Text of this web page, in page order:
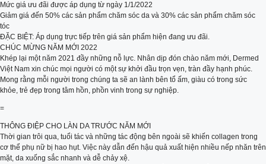
Mức giá ưu đãi được áp dụng từ ngày 1/1/2022
Giảm giá đến 50% các sản phẩm chăm sóc da và 30% các sản phẩm chăm sóc
tóc
ĐẶC BIỆT: Áp dụng trực tiếp trên giá sản phẩm hiện đang ưu đãi.
CHÚC MỪNG NĂM MỚI 2022
Khép lại một năm 2021 đầy những nỗ lực. Nhân dịp đón chào năm mới, Dermed
Việt Nam xin chúc mọi người có một sự khởi đầu trọn vẹn, tràn đầy hạnh phúc.
Mong rằng mỗi người trong chúng ta sẽ an lành bên tổ ấm, giàu có trong sức
khỏe, trẻ đẹp trong tâm hồn, phồn vinh trong sự nghiệp.
=
THÔNG ĐIỆP CHO LÀN DA TRƯỚC NĂM MỚI
Thời gian trôi qua, tuổi tác và những tác động bên ngoài sẽ khiến collagen trong
cơ thể phụ nữ bị hao hụt. Việc này dẫn đến hậu quả xuất hiện nhiều nếp nhăn trên
mặt, da xuống sắc nhanh và dễ chảy xệ.